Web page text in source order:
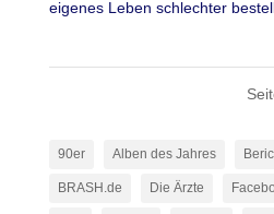
eigenes Leben schlechter
90er Alben des Jahres
BRASH.de Die Ärzte